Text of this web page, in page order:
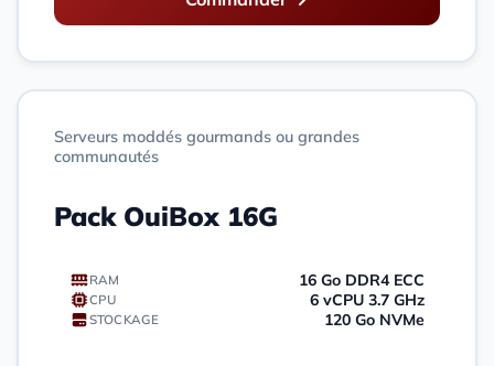
Serveurs moddés gourmands ou grandes
communautés
Pack OuiBox 16G
RAM 16 Go DDR4 ECC
CPU 6 vCPU 3.7 GHz
STOCKAGE 120 Go NVMe